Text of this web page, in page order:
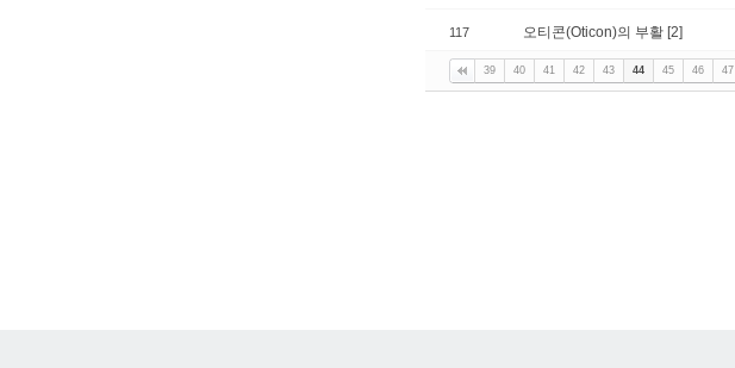
117 오티콘(Oticon)의 부활 [2]
39 40 41 42 43 44 45 46 47